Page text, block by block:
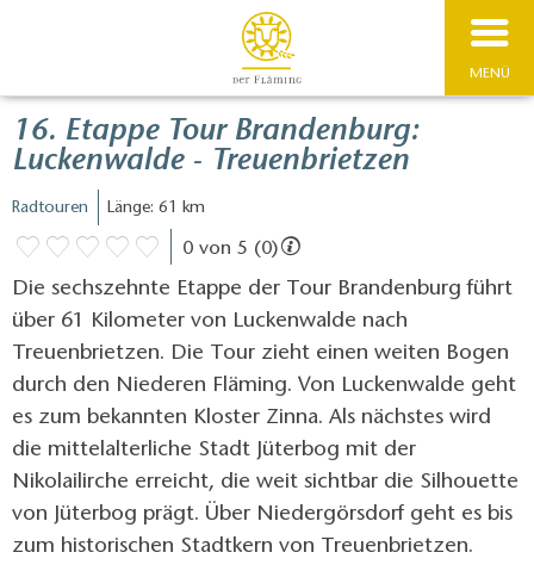
MENÜ
16. Etappe Tour Brandenburg:
Luckenwalde - Treuenbrietzen
Radtouren Länge: 61 km
0 von 5 (0)
Die sechszehnte Etappe der Tour Brandenburg führt
über 61 Kilometer von Luckenwalde nach
Treuenbrietzen. Die Tour zieht einen weiten Bogen
durch den Niederen Fläming. Von Luckenwalde geht
es zum bekannten Kloster Zinna. Als nächstes wird
die mittelalterliche Stadt Jüterbog mit der
Nikolailirche erreicht, die weit sichtbar die Silhouette
von Jüterbog prägt. Über Niedergörsdorf geht es bis
zum historischen Stadtkern von Treuenbrietzen.